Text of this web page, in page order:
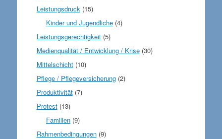
Leistungsdruck (15)
Kinder und Jugendliche (4)
Leistungsgerechtigkeit(5)
Medienqualität / Entwicklung / Krise(30)
Mittelschicht(10)
Pflege / Pflegeversicherung(2)
Produktivität(7)
Protest(13)
Familien (9)
Rahmenbedingungen(9)